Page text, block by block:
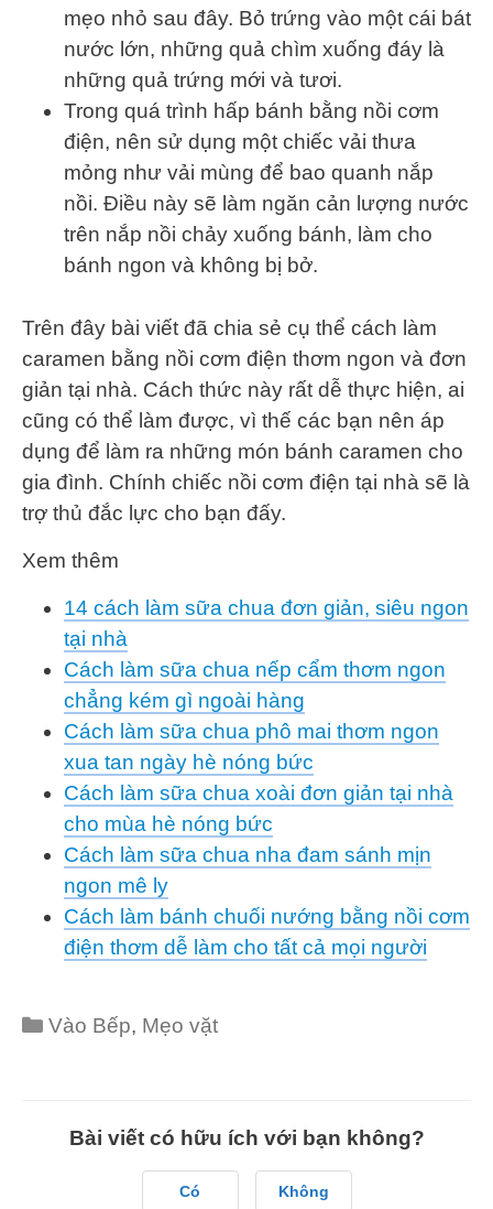
mẹo nhỏ sau đây. Bỏ trứng vào một cái bát
nước lớn, những quả chìm xuống đáy là
những quả trứng mới và tươi.
Trong quá trình hấp bánh bằng nồi cơm
điện, nên sử dụng một chiếc vải thưa
mỏng như vải mùng để bao quanh nắp
nồi. Điều này sẽ làm ngăn cản lượng nước
trên nắp nồi chảy xuống bánh, làm cho
bánh ngon và không bị bở.
Trên đây bài viết đã chia sẻ cụ thể cách làm
caramen bằng nồi cơm điện thơm ngon và đơn
giản tại nhà. Cách thức này rất dễ thực hiện, ai
cũng có thể làm được, vì thế các bạn nên áp
dụng để làm ra những món bánh caramen cho
gia đình. Chính chiếc nồi cơm điện tại nhà sẽ là
trợ thủ đắc lực cho bạn đấy.
Xem thêm
14 cách làm sữa chua đơn giản, siêu ngon
tại nhà
Cách làm sữa chua nếp cẩm thơm ngon
chẳng kém gì ngoài hàng
Cách làm sữa chua phô mai thơm ngon
xua tan ngày hè nóng bức
Cách làm sữa chua xoài đơn giản tại nhà
cho mùa hè nóng bức
Cách làm sữa chua nha đam sánh mịn
ngon mê ly
Cách làm bánh chuối nướng bằng nồi cơm
điện thơm dễ làm cho tất cả mọi người
Categories
Vào Bếp, Mẹo vặt
Bài viết có hữu ích với bạn không?
Có Không